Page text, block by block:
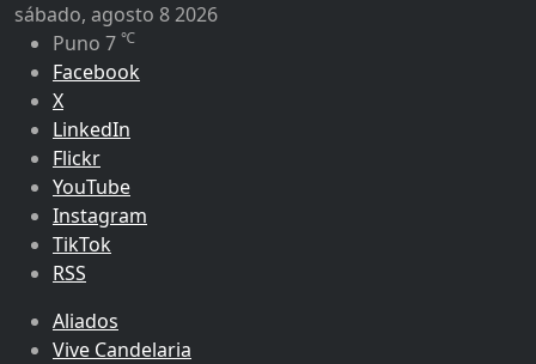
sábado, agosto 8 2026
Puno 7 ℃
Facebook
X
LinkedIn
Flickr
YouTube
Instagram
TikTok
RSS
Aliados
Vive Candelaria